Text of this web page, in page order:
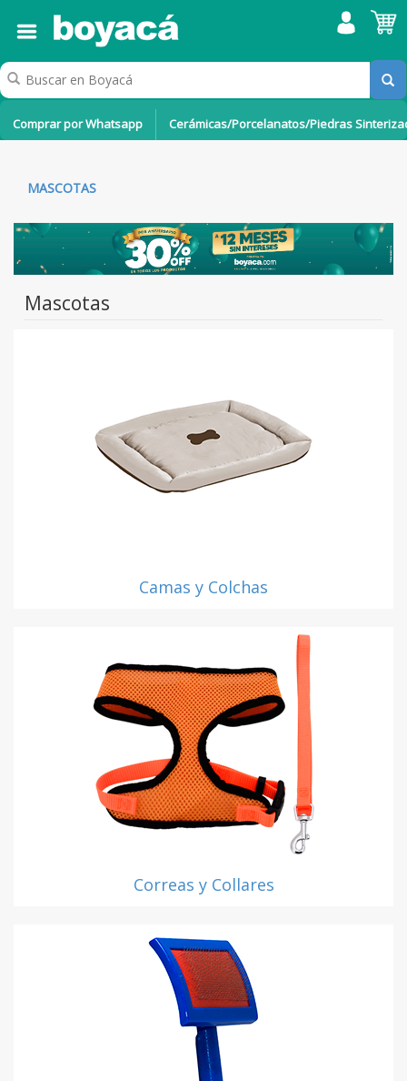
Comprar por Whatsapp Cerámicas/Porcelanatos/Piedras
MASCOTAS
Mascotas
Camas y Colchas
Correas y Collares